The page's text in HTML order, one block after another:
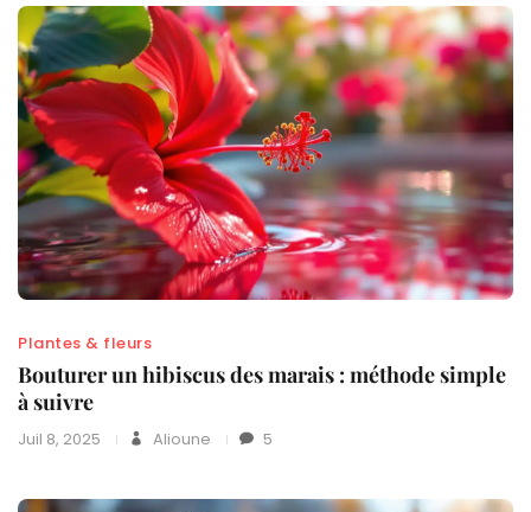
Plantes & fleurs
Bouturer un hibiscus des marais : méthode simple
à suivre
Juil 8, 2025 Alioune 5